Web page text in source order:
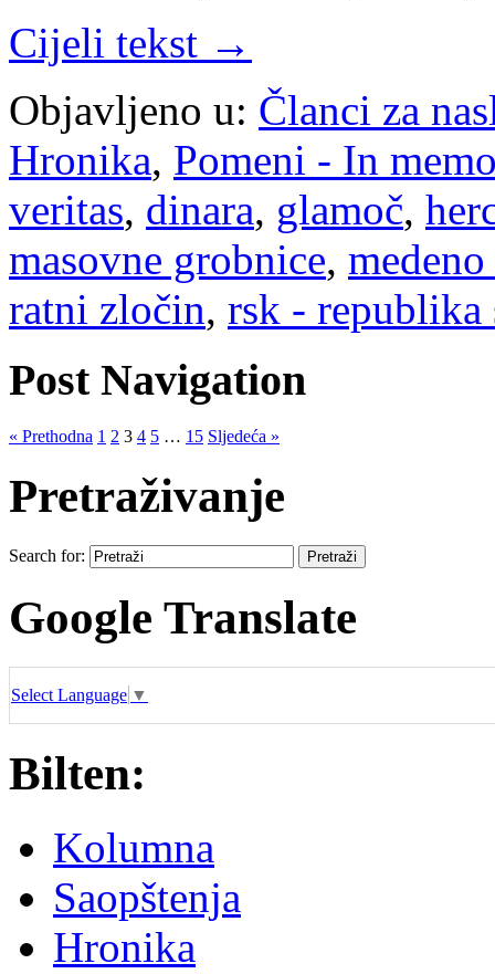
Cijeli tekst →
Objavljeno u: Članci za
Hronika, Pomeni - In
veritas, dinara, glamoč,
masovne grobnice,
ratni zločin, rsk - republika
Post Navigation
« Prethodna 1 2 3 4 5 … 15 Sljedeća »
Pretraživanje
Search for:
Google Translate
Select Language ▼
Bilten:
Kolumna
Saopštenja
Hronika